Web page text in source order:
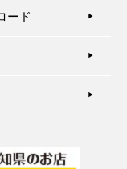
ード ▶︎
▶︎
▶︎